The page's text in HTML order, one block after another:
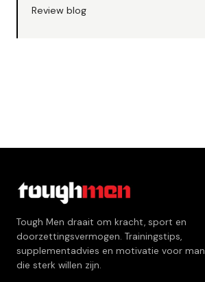
Review blog
Tough Men draait om kracht, sport en
doorzettingsvermogen. Trainingstips,
supplementadvies en motivatie voor
die sterk willen zijn.